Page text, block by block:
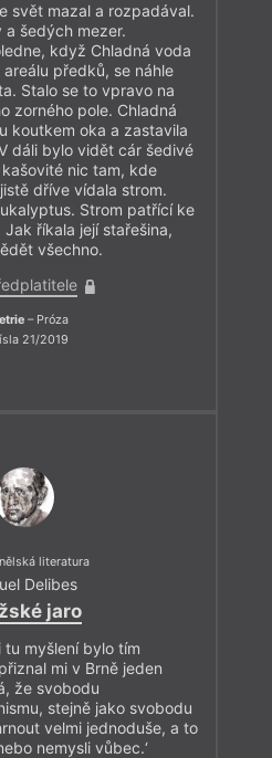
svět mazal a rozpadával.
a šedých mezer.
když Chladná voda
předků, se náhle
Stalo se to vpravo na
zorného pole. Chladná
koutkem oka a zastavila
dáli bylo vidět cár šedivé
nic tam, kde
dříve vídala strom.
Strom patřící ke
říkala její stařešina,
všechno.
– Próza
21/2019
literatura
Delibes
jaro
tu myšlení bylo tím
mi v Brně jeden
že svobodu
stejně jako svobodu
velmi jednoduše, a to
nemysli vůbec.‘